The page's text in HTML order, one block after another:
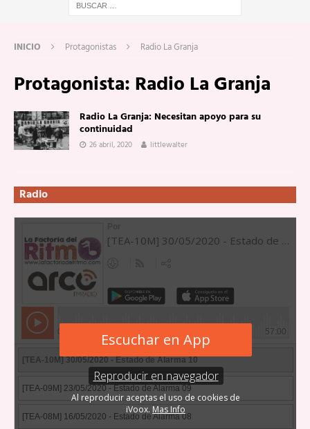
INICIO Protagonistas Radio La Granja
Protagonista: Radio La Granja
Radio La Granja: Necesitan apoyo para su
continuidad
26 abril, 2020 littlewalter
Radio